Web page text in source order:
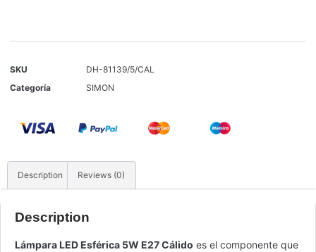
SKU
DH-81139/5/CAL
Categoría
SIMON
Description Reviews (0)
Description
Lámpara LED Esférica 5W E27 Cálido es el componente que